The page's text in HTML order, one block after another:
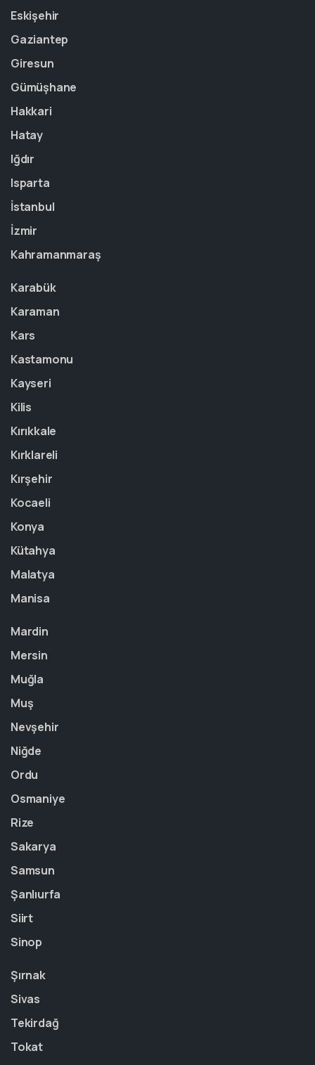
Eskişehir
Gaziantep
Giresun
Gümüşhane
Hakkari
Hatay
Iğdır
Isparta
İstanbul
İzmir
Kahramanmaraş
Karabük
Karaman
Kars
Kastamonu
Kayseri
Kilis
Kırıkkale
Kırklareli
Kırşehir
Kocaeli
Konya
Kütahya
Malatya
Manisa
Mardin
Mersin
Muğla
Muş
Nevşehir
Niğde
Ordu
Osmaniye
Rize
Sakarya
Samsun
Şanlıurfa
Siirt
Sinop
Şırnak
Sivas
Tekirdağ
Tokat